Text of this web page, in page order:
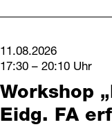
11.08.2026
17:30 – 20:10 Uhr
Workshop
Eidg. FA